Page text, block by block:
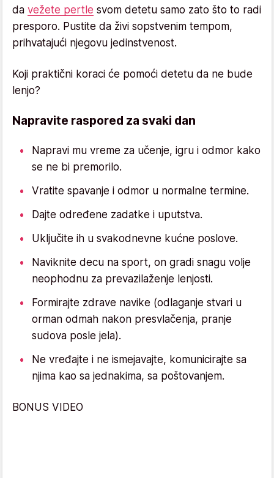
da vežete pertle svom detetu samo zato što to radi
presporo. Pustite da živi sopstvenim tempom,
prihvatajući njegovu jedinstvenost.
Koji praktični koraci će pomoći detetu da ne bude
lenjo?
Napravite raspored za svaki dan
Napravi mu vreme za učenje, igru i odmor kako
se ne bi premorilo.
Vratite spavanje i odmor u normalne termine.
Dajte određene zadatke i uputstva.
Uključite ih u svakodnevne kućne poslove.
Naviknite decu na sport, on gradi snagu volje
neophodnu za prevazilaženje lenjosti.
Formirajte zdrave navike (odlaganje stvari u
orman odmah nakon presvlačenja, pranje
sudova posle jela).
Ne vređajte i ne ismejavajte, komunicirajte sa
njima kao sa jednakima, sa poštovanjem.
BONUS VIDEO